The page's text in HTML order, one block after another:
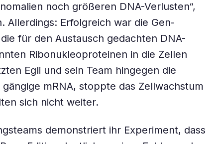
noch größeren DNA-Verlusten“,
Allerdings: Erfolgreich war die Gen-
für den Austausch gedachten DNA-
Ribonukleoproteinen in die Zellen
Egli und sein Team hingegen die
mRNA, stoppte das Zellwachstum
sich nicht weiter.
demonstriert ihr Experiment, dass